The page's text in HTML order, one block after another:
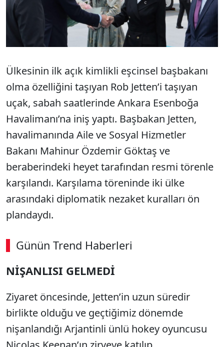
Ülkesinin ilk açık kimlikli eşcinsel başbakanı
olma özelliğini taşıyan Rob Jetten’i taşıyan
uçak, sabah saatlerinde Ankara Esenboğa
Havalimanı’na iniş yaptı. Başbakan Jetten,
havalimanında Aile ve Sosyal Hizmetler
Bakanı Mahinur Özdemir Göktaş ve
beraberindeki heyet tarafından resmi törenle
karşılandı. Karşılama töreninde iki ülke
arasındaki diplomatik nezaket kuralları ön
plandaydı.
Günün Trend Haberleri
NİŞANLISI GELMEDİ
Ziyaret öncesinde, Jetten’in uzun süredir
birlikte olduğu ve geçtiğimiz dönemde
nişanlandığı Arjantinli ünlü hokey oyuncusu